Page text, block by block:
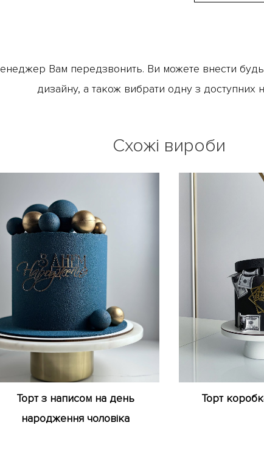
Вам передзвонить. Ви можете внести будь-
дизайну, а також вибрати одну з доступних
Схожі вироби
Торт з написом на день
народження чоловіка
Торт